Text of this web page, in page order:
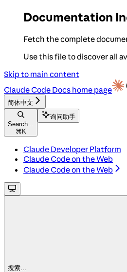
Documentation
Fetch the complete
Use this file to discover all
Skip to main content
Claude Code Docs home page
简体中文
Search...
⌘ K
询问助手
Claude Developer Platform
Claude Code on the Web
Claude Code on the Web
搜索...